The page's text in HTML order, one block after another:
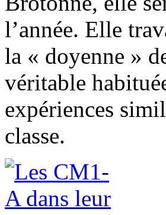
l’année. Elle
la « doyenne »
véritable
expériences
classe.